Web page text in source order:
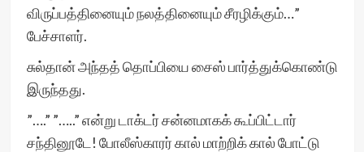
விருப்பத்தினையும் நலத்தினையும் சீரழிக்கும்…”
பேச்சாளர்.
சுல்தான் அந்தத் தொப்பியை சைஸ் பார்த்துக்கொண்டு
இருந்தது.
”….” ”…..” என்று டாக்டர் சன்னமாகக் கூப்பிட்டார்
சந்தினூடே! போலீஸ்காரர் கால் மாற்றிக் கால் போட்டு